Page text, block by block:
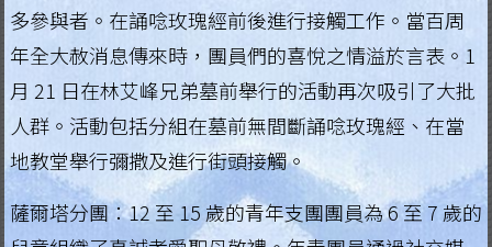
多參與者。在誦唸玫瑰經前後進行接觸工作。當百周
年全大赦消息傳來時，團員們的喜悅之情溢於言表。1
月 21 日在林艾峰兄弟墓前舉行的活動再次吸引了大批
人群。活動包括分組在墓前無間斷誦唸玫瑰經、在當
地教堂舉行彌撒及進行街頭接觸。
薩爾塔分團：12 至 15 歲的青年支團團員為 6 至 7 歲的